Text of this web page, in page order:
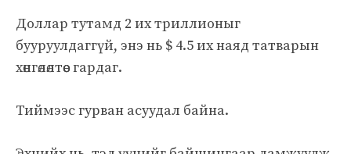
Доллар тутамд 2 их триллионыг
бууруулдаггүй, энэ нь $ 4.5 их наяд татварын
хөнгөлөлтөөс гардаг.
Тиймээс гурван асуудал байна.